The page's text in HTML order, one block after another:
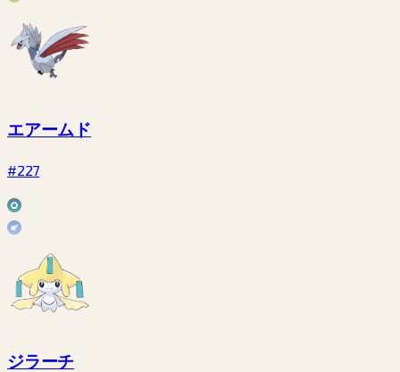
エアームド
#227
ジラーチ